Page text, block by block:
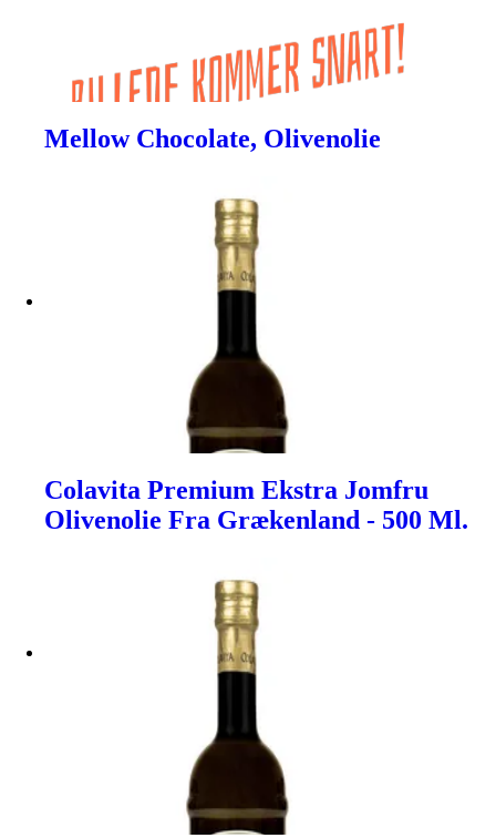
Mellow Chocolate, Olivenolie
Colavita Premium Ekstra Jomfru
Olivenolie Fra Grækenland - 500 Ml.